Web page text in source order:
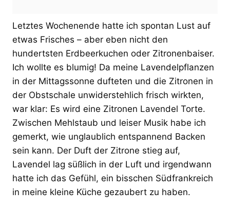
Letztes Wochenende hatte ich spontan Lust auf
etwas Frisches – aber eben nicht den
hundertsten Erdbeerkuchen oder Zitronenbaiser.
Ich wollte es blumig! Da meine Lavendelpflanzen
in der Mittagssonne dufteten und die Zitronen in
der Obstschale unwiderstehlich frisch wirkten,
war klar: Es wird eine Zitronen Lavendel Torte.
Zwischen Mehlstaub und leiser Musik habe ich
gemerkt, wie unglaublich entspannend Backen
sein kann. Der Duft der Zitrone stieg auf,
Lavendel lag süßlich in der Luft und irgendwann
hatte ich das Gefühl, ein bisschen Südfrankreich
in meine kleine Küche gezaubert zu haben.